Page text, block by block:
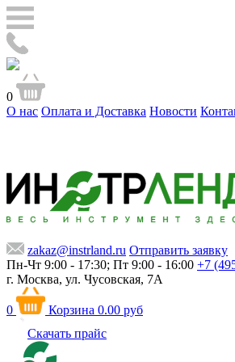
0
О нас Оплата и Доставка Новости
zakaz@instrland.ru Отправить заявку
Пн-Чт 9:00 - 17:30; Пт 9:00 - 16:00 +7
г. Москва, ул. Чусовская, 7А
0 Корзина 0.00 руб
Скачать прайс